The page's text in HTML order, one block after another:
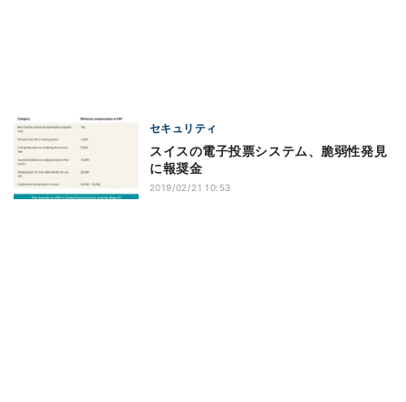
セキュリティ
スイスの電子投票システム、脆弱性発見
に報奨金
2019/02/21 10:53